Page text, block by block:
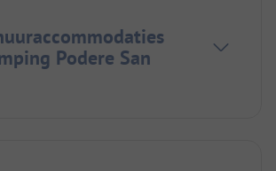
Podere San